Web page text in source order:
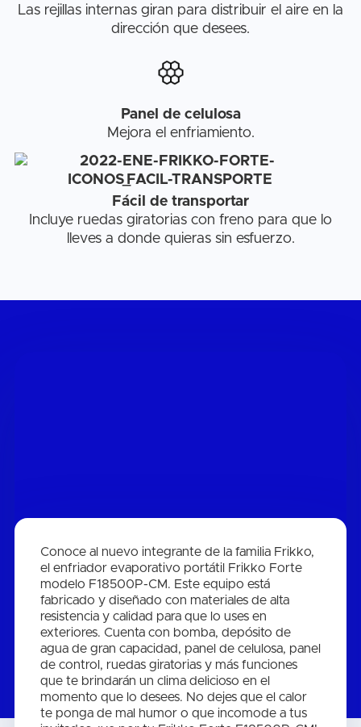
Las rejillas internas giran para distribuir el aire en la
dirección que desees.
Panel de celulosa
Mejora el enfriamiento.
Fácil de transportar
Incluye ruedas giratorias con freno para que lo
lleves a donde quieras sin esfuerzo.
Conoce al nuevo integrante de la familia Frikko,
el enfriador evaporativo portátil Frikko Forte
modelo F18500P-CM. Este equipo está
fabricado y diseñado con materiales de alta
resistencia y calidad para que lo uses en
exteriores. Cuenta con bomba, depósito de
agua de gran capacidad, panel de celulosa, panel
de control, ruedas giratorias y más funciones
que te brindarán un clima delicioso en el
momento que lo desees. No dejes que el calor
te ponga de mal humor o que incomode a tus